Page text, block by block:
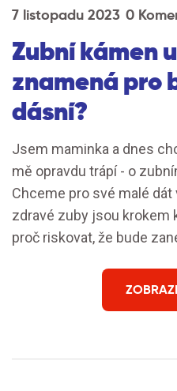
7 listopadu 2023 0
Zubní kámen
znamená pro
dásní?
Jsem maminka a dnes
mě opravdu trápí - o
Chceme pro své malé dát
zdravé zuby jsou krokem
proč riskovat, že bude
s námi, jak správně
jak předejít tvorbě zubního